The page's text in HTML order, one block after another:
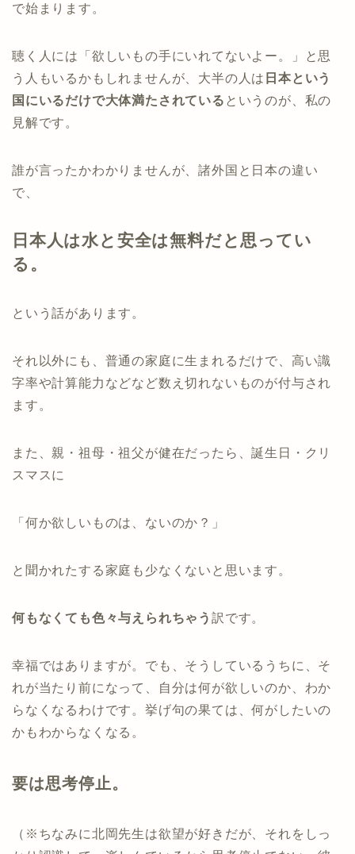
で始まります。
聴く人には「欲しいもの手にいれてないよー。」と思
う人もいるかもしれませんが、大半の人は 日本という
国にいるだけで大体満たされている というのが、私の
見解です。
誰が言ったかわかりませんが、諸外国と日本の違い
で、
日本人は水と安全は無料だと思ってい
る。
という話があります。
それ以外にも、普通の家庭に生まれるだけで、高い識
字率や計算能力などなど数え切れないものが付与され
ます。
また、親・祖母・祖父が健在だったら、誕生日・クリ
スマスに
「何か欲しいものは、ないのか？」
と聞かれたする家庭も少なくないと思います。
何もなくても色々与えられちゃう訳です。
幸福ではありますが。でも、そうしているうちに、そ
れが当たり前になって、自分は何が欲しいのか、わか
らなくなるわけです。挙げ句の果ては、何がしたいの
かもわからなくなる。
要は思考停止。
（※ちなみに北岡先生は欲望が好きだが、それをしっ